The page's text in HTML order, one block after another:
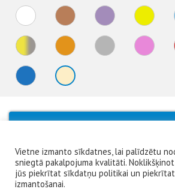
Vietne izmanto sīkdatnes, lai palīdzētu
sniegtā pakalpojuma kvalitāti. Noklikšķinot
jūs piekrītat sīkdatņu politikai un
izmantošanai.